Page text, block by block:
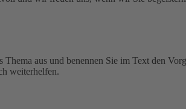
Thema aus und benennen Sie im Text den
weiterhelfen.